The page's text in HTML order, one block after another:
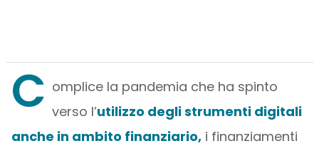
C omplice la pandemia che ha spinto
verso l’utilizzo degli strumenti digitali
anche in ambito finanziario,i finanziamenti